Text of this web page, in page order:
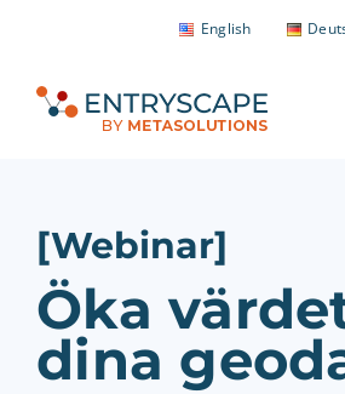
innehållet
English
[Webinar]
Öka
dina